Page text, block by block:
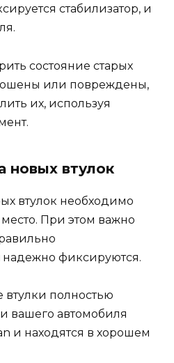
стабилизатор, и
состояние старых
или повреждены,
их, используя
новых втулок
втулок необходимо
При этом важно
фиксируются.
втулки полностью
вашего автомобиля
и находятся в хорошем